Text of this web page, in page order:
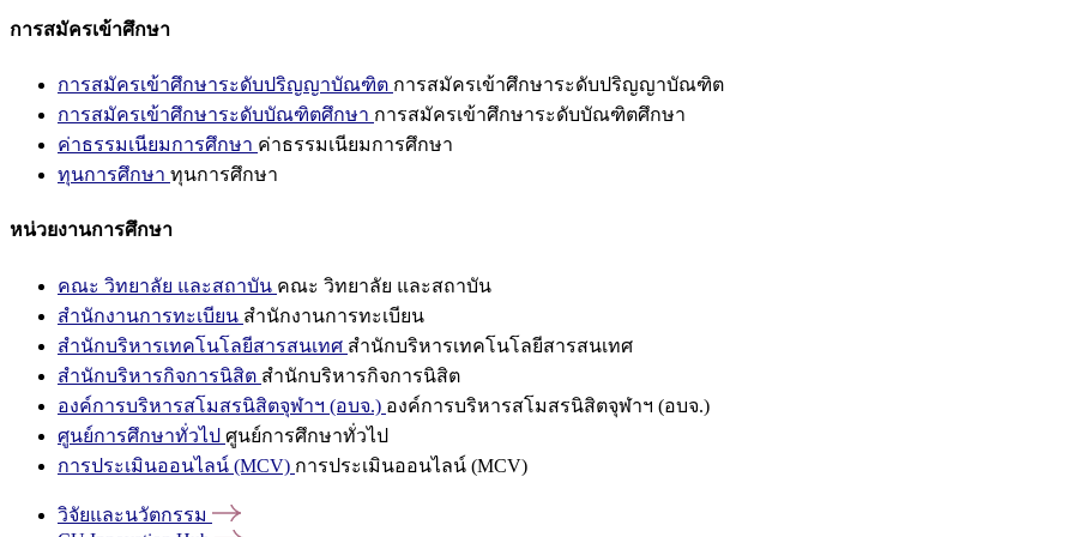
การสมัครเข้าศึกษา
การสมัครเข้าศึกษาระดับปริญญาบัณฑิต การสมัครเข้าศึกษาระดับปริญญาบัณฑิต
การสมัครเข้าศึกษาระดับบัณฑิตศึกษา การสมัครเข้าศึกษาระดับบัณฑิตศึกษา
ค่าธรรมเนียมการศึกษา ค่าธรรมเนียมการศึกษา
ทุนการศึกษา ทุนการศึกษา
หน่วยงานการศึกษา
คณะ วิทยาลัย และสถาบัน คณะ วิทยาลัย และสถาบัน
สำนักงานการทะเบียน สำนักงานการทะเบียน
สำนักบริหารเทคโนโลยีสารสนเทศ สำนักบริหารเทคโนโลยีสารสนเทศ
สำนักบริหารกิจการนิสิต สำนักบริหารกิจการนิสิต
องค์การบริหารสโมสรนิสิตจุฬาฯ (อบจ.) องค์การบริหารสโมสรนิสิตจุฬาฯ (อบจ.)
ศูนย์การศึกษาทั่วไป ศูนย์การศึกษาทั่วไป
การประเมินออนไลน์ (MCV) การประเมินออนไลน์ (MCV)
วิจัยและนวัตกรรม